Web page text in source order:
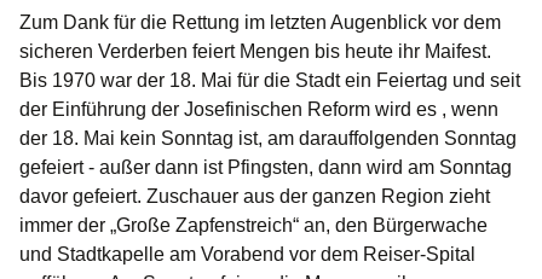
Zum Dank für die Rettung im letzten Augenblick vor dem
sicheren Verderben feiert Mengen bis heute ihr Maifest.
Bis 1970 war der 18. Mai für die Stadt ein Feiertag und seit
der Einführung der Josefinischen Reform wird es , wenn
der 18. Mai kein Sonntag ist, am darauffolgenden Sonntag
gefeiert - außer dann ist Pfingsten, dann wird am Sonntag
davor gefeiert. Zuschauer aus der ganzen Region zieht
immer der „Große Zapfenstreich“ an, den Bürgerwache
und Stadtkapelle am Vorabend vor dem Reiser-Spital